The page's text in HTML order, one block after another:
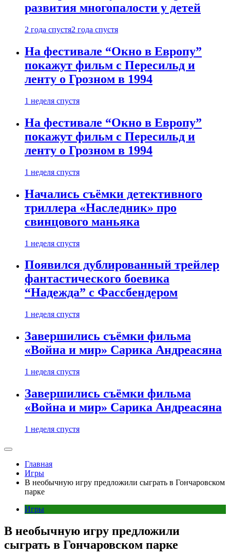
развития многопалости у детей
2 года спустя2 года спустя
На фестивале “Окно в Европу”
покажут фильм с Пересильд и
ленту о Грозном в 1994
1 неделя спустя
На фестивале “Окно в Европу”
покажут фильм с Пересильд и
ленту о Грозном в 1994
1 неделя спустя
Начались съёмки детективного
триллера «Наследник» про
свинцового маньяка
1 неделя спустя
Появился дублированный трейлер
фантастического боевика
“Надежда” с Фассбендером
1 неделя спустя
Завершились съёмки фильма
«Война и мир» Сарика Андреасяна
1 неделя спустя
Завершились съёмки фильма
«Война и мир» Сарика Андреасяна
1 неделя спустя
Главная
Игры
В необычную игру предложили сыграть в Гончаровском
парке
Игры
В необычную игру предложили
сыграть в Гончаровском парке